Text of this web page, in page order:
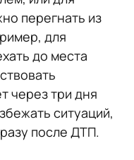
перегнать из
для
до места
через три дня
ситуаций,
после ДТП.